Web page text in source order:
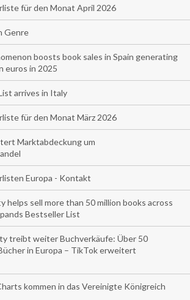
für den Monat April 2026
Genre
boosts book sales in Spain generating
euros in 2025
arrives in Italy
für den Monat März 2026
Marktabdeckung um
Europa - Kontakt
helps sell more than 50 million books across
Bestseller List
treibt weiter Buchverkäufe: Über 50
in Europa – TikTok erweitert
kommen in das Vereinigte Königreich